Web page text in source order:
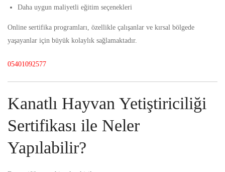
Daha uygun maliyetli eğitim seçenekleri
Online sertifika programları, özellikle çalışanlar ve kırsal bölgede
yaşayanlar için büyük kolaylık sağlamaktadır.
05401092577
Kanatlı Hayvan Yetiştiriciliği
Sertifikası ile Neler
Yapılabilir?